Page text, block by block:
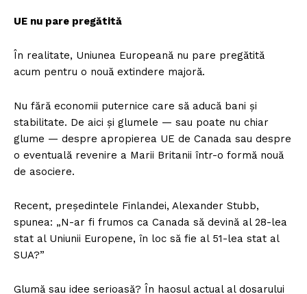
UE nu pare pregătită
În realitate, Uniunea Europeană nu pare pregătită
acum pentru o nouă extindere majoră.
Nu fără economii puternice care să aducă bani și
stabilitate. De aici și glumele — sau poate nu chiar
glume — despre apropierea UE de Canada sau despre
o eventuală revenire a Marii Britanii într-o formă nouă
de asociere.
Recent, președintele Finlandei, Alexander Stubb,
spunea: „N-ar fi frumos ca Canada să devină al 28-lea
stat al Uniunii Europene, în loc să fie al 51-lea stat al
SUA?”
Glumă sau idee serioasă? În haosul actual al dosarului